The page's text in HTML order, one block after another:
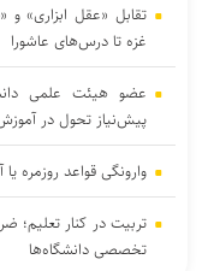
تقابل «عقل ابزاری»
غزه تا درس‌های عاشورا
عضو هیئت علمی
پیش‌نیاز تحول در
وارونگی قواعد
تربیت در کنار
تخصصی دانشگاه‌ها